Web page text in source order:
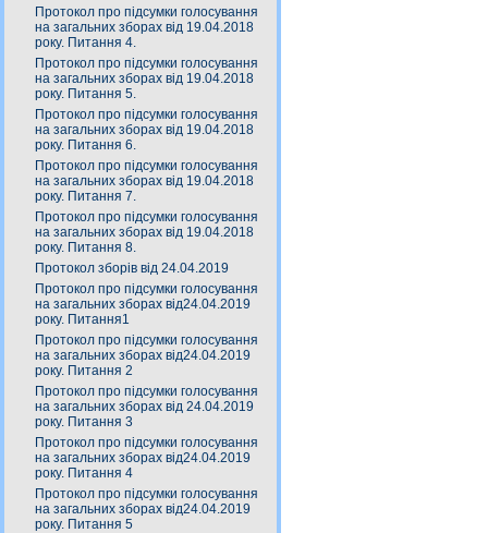
Протокол про підсумки голосування
на загальних зборах від 19.04.2018
року. Питання 4.
Протокол про підсумки голосування
на загальних зборах від 19.04.2018
року. Питання 5.
Протокол про підсумки голосування
на загальних зборах від 19.04.2018
року. Питання 6.
Протокол про підсумки голосування
на загальних зборах від 19.04.2018
року. Питання 7.
Протокол про підсумки голосування
на загальних зборах від 19.04.2018
року. Питання 8.
Протокол зборів від 24.04.2019
Протокол про підсумки голосування
на загальних зборах від24.04.2019
року. Питання1
Протокол про підсумки голосування
на загальних зборах від24.04.2019
року. Питання 2
Протокол про підсумки голосування
на загальних зборах від 24.04.2019
року. Питання 3
Протокол про підсумки голосування
на загальних зборах від24.04.2019
року. Питання 4
Протокол про підсумки голосування
на загальних зборах від24.04.2019
року. Питання 5